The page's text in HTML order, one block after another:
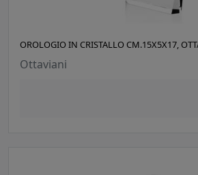
OROLOGIO IN CRISTALLO CM.15X5X17,
Ottaviani